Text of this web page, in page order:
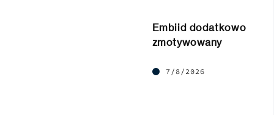
Embiid dodatkowo
zmotywowany
7/8/2026